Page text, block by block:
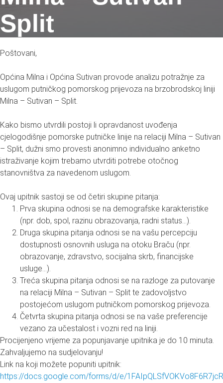
Split
Poštovani,
Općina Milna i Općina Sutivan provode analizu potražnje za
uslugom putničkog pomorskog prijevoza na brzobrodskoj liniji
Milna – Sutivan – Split.
Kako bismo utvrdili postoji li opravdanost uvođenja
cjelogodišnje pomorske putničke linije na relaciji Milna – Sutivan
– Split, dužni smo provesti anonimno individualno anketno
istraživanje kojim trebamo utvrditi potrebe otočnog
stanovništva za navedenom uslugom.
Ovaj upitnik sastoji se od četiri skupine pitanja:
Prva skupina odnosi se na demografske karakteristike
(npr. dob, spol, razinu obrazovanja, radni status…).
Druga skupina pitanja odnosi se na vašu percepciju
dostupnosti osnovnih usluga na otoku Braču (npr.
obrazovanje, zdravstvo, socijalna skrb, financijske
usluge…).
Treća skupina pitanja odnosi se na razloge za putovanje
na relaciji Milna – Sutivan – Split te zadovoljstvo
postojećom uslugom putničkom pomorskog prijevoza.
Četvrta skupina pitanja odnosi se na vaše preferencije
vezano za učestalost i vozni red na liniji.
Procijenjeno vrijeme za popunjavanje upitnika je do 10 minuta.
Zahvaljujemo na sudjelovanju!
Link na koji možete popuniti upitnik:
https://docs.google.com/forms/d/e/